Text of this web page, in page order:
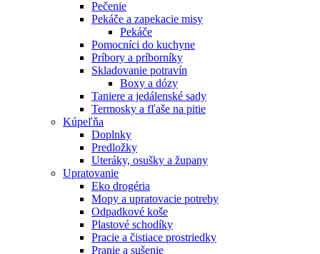
Pečenie
Pekáče a zapekacie misy
Pekáče
Pomocníci do kuchyne
Príbory a príborníky
Skladovanie potravín
Boxy a dózy
Taniere a jedálenské sady
Termosky a fľaše na pitie
Kúpeľňa
Doplnky
Predložky
Uteráky, osušky a župany
Upratovanie
Eko drogéria
Mopy a upratovacie potreby
Odpadkové koše
Plastové schodíky
Pracie a čistiace prostriedky
Pranie a sušenie